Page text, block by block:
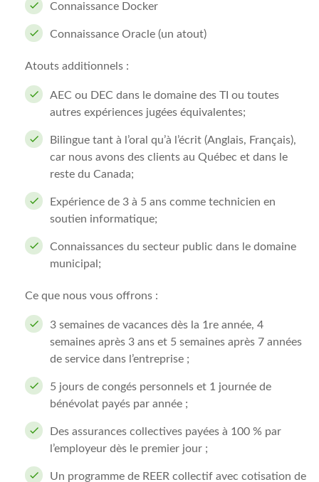
Connaissance Docker
Connaissance Oracle (un atout)
Atouts additionnels :
AEC ou DEC dans le domaine des TI ou toutes
autres expériences jugées équivalentes;
Bilingue tant à l’oral qu’à l’écrit (Anglais, Français),
car nous avons des clients au Québec et dans le
reste du Canada;
Expérience de 3 à 5 ans comme technicien en
soutien informatique;
Connaissances du secteur public dans le domaine
municipal;
Ce que nous vous offrons :
3 semaines de vacances dès la 1re année, 4
semaines après 3 ans et 5 semaines après 7 années
de service dans l’entreprise ;
5 jours de congés personnels et 1 journée de
bénévolat payés par année ;
Des assurances collectives payées à 100 % par
l’employeur dès le premier jour ;
Un programme de REER collectif avec cotisation de